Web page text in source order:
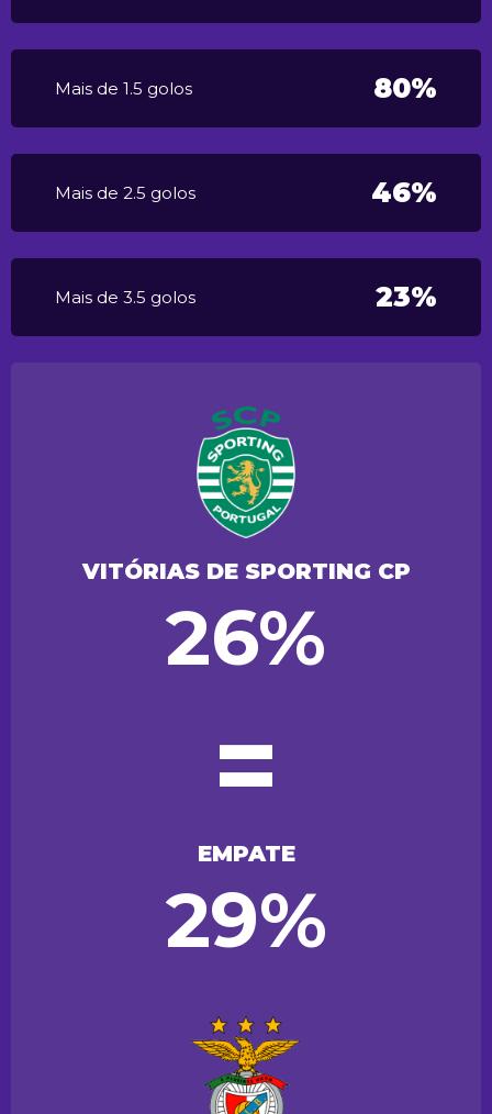
Mais de 1.5 golos 80%
Mais de 2.5 golos 46%
Mais de 3.5 golos 23%
VITÓRIAS DE SPORTING CP
26%
=
EMPATE
29%